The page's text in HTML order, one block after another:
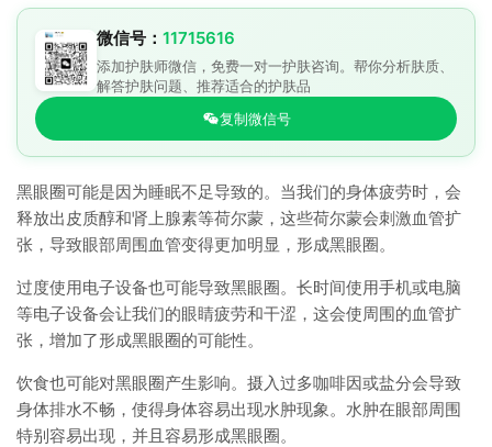
微信号： 11715616
添加护肤师微信，免费一对一护肤咨询。帮你分析肤质、
解答护肤问题、推荐适合的护肤品
复制微信号
黑眼圈可能是因为睡眠不足导致的。当我们的身体疲劳时，会
释放出皮质醇和肾上腺素等荷尔蒙，这些荷尔蒙会刺激血管扩
张，导致眼部周围血管变得更加明显，形成黑眼圈。
过度使用电子设备也可能导致黑眼圈。长时间使用手机或电脑
等电子设备会让我们的眼睛疲劳和干涩，这会使周围的血管扩
张，增加了形成黑眼圈的可能性。
饮食也可能对黑眼圈产生影响。摄入过多咖啡因或盐分会导致
身体排水不畅，使得身体容易出现水肿现象。水肿在眼部周围
特别容易出现，并且容易形成黑眼圈。